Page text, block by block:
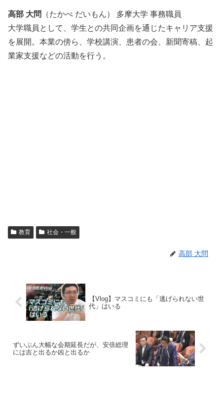
高部 大問
（たかべ だいもん） 多摩大学 事務職員
大学職員として、学生との共同企画を通じたキャリア支援
を展開。本業の傍ら、学校講演、患者の会、新聞寄稿、起
業家支援などの活動を行う。
教育 社会・一般
高部 大問
【Vlog】マスコミにも「逃げられない世
代」はいる
ずいぶん大幅な会期延長だが、安倍総理
には吉と出るか凶と出るか